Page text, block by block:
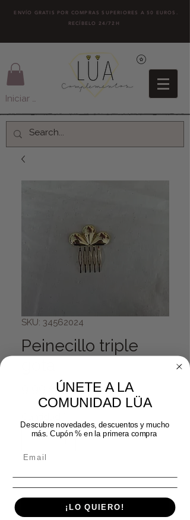
ENVÍO GRATIS POR COMPRAS SUPERIORES A 50 EUROS.
RECÍBELO 24/72H
Iniciar sesión
SKU: 34562024
Peinecillo triple
9,99 €Precio
Agregar al carrito
Realizar compra
ÚNETE A LA
COMUNIDAD LÜA
Descubre novedades, descuentos y mucho
más. Cupón % en la primera compra
¡LO QUIERO!